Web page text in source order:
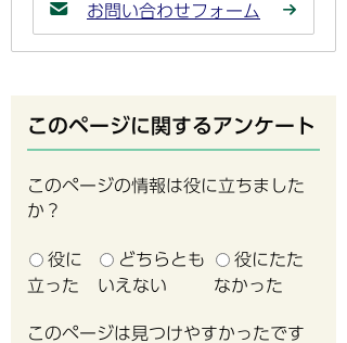
お問い合わせフォーム
このページに関するアンケート
このページの情報は役に立ちました
か？
役に
立った
どちらとも
いえない
役にたた
なかった
このページは見つけやすかったです